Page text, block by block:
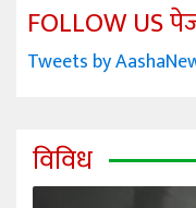
FOLLOW US
Tweets by
विविध